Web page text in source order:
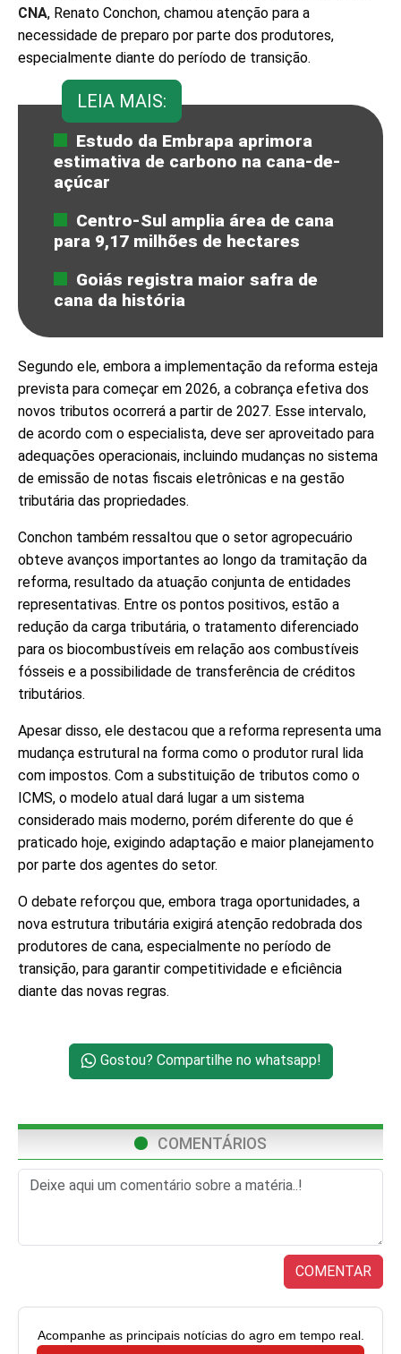
CNA, Renato Conchon, chamou atenção para a
necessidade de preparo por parte dos produtores,
especialmente diante do período de transição.
LEIA MAIS:
Estudo da Embrapa aprimora
estimativa de carbono na cana-de-
açúcar
Centro-Sul amplia área de cana
para 9,17 milhões de hectares
Goiás registra maior safra de
cana da história
Segundo ele, embora a implementação da reforma esteja
prevista para começar em 2026, a cobrança efetiva dos
novos tributos ocorrerá a partir de 2027. Esse intervalo,
de acordo com o especialista, deve ser aproveitado para
adequações operacionais, incluindo mudanças no sistema
de emissão de notas fiscais eletrônicas e na gestão
tributária das propriedades.
Conchon também ressaltou que o setor agropecuário
obteve avanços importantes ao longo da tramitação da
reforma, resultado da atuação conjunta de entidades
representativas. Entre os pontos positivos, estão a
redução da carga tributária, o tratamento diferenciado
para os biocombustíveis em relação aos combustíveis
fósseis e a possibilidade de transferência de créditos
tributários.
Apesar disso, ele destacou que a reforma representa uma
mudança estrutural na forma como o produtor rural lida
com impostos. Com a substituição de tributos como o
ICMS, o modelo atual dará lugar a um sistema
considerado mais moderno, porém diferente do que é
praticado hoje, exigindo adaptação e maior planejamento
por parte dos agentes do setor.
O debate reforçou que, embora traga oportunidades, a
nova estrutura tributária exigirá atenção redobrada dos
produtores de cana, especialmente no período de
transição, para garantir competitividade e eficiência
diante das novas regras.
Gostou? Compartilhe no whatsapp!
COMENTÁRIOS
COMENTAR
Acompanhe as principais notícias do agro em tempo real.